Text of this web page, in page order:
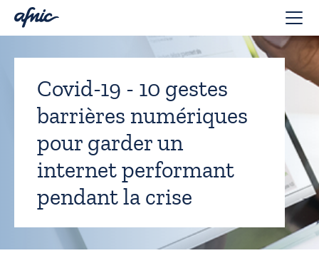
Covid-19 - 10 gestes
barrières numériques
pour garder un
internet performant
pendant la crise
Panneau de gestion des cookies